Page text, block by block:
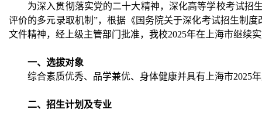
为深入贯彻落实党的二十大精神，深化高等学校考试招
评价的多元录取机制”，根据《国务院关于深化考试招生制
文件精神，经上级主管部门批准，我校2025年在上海市继续
一、选拔对象
综合素质优秀、品学兼优、身体健康并具有上海市2025
二、招生计划及专业